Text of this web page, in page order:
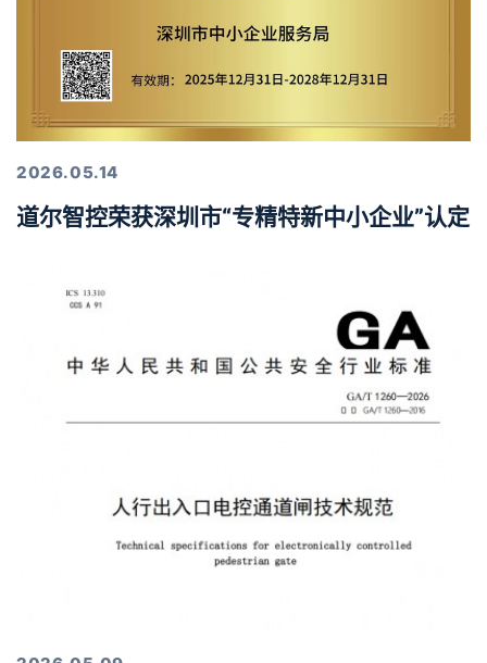
2026.05.14
道尔智控荣获深圳市“专精特新中小企业”认定